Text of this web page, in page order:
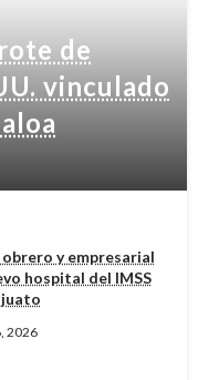
de
vinculado
y empresarial
hospital del IMSS
2026